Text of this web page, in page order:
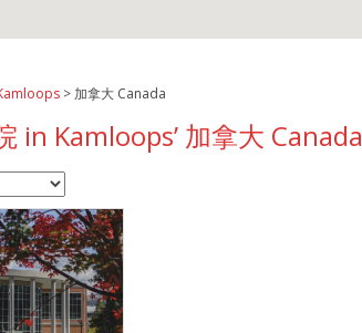
> 加拿大 Canada
in Kamloops’ 加拿大 Canada